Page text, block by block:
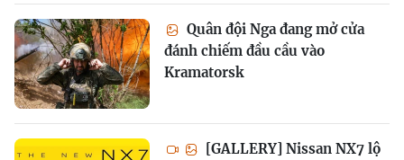
Quân đội Nga đang mở cửa
đánh chiếm đầu cầu vào
Kramatorsk
[GALLERY] Nissan NX7 lộ